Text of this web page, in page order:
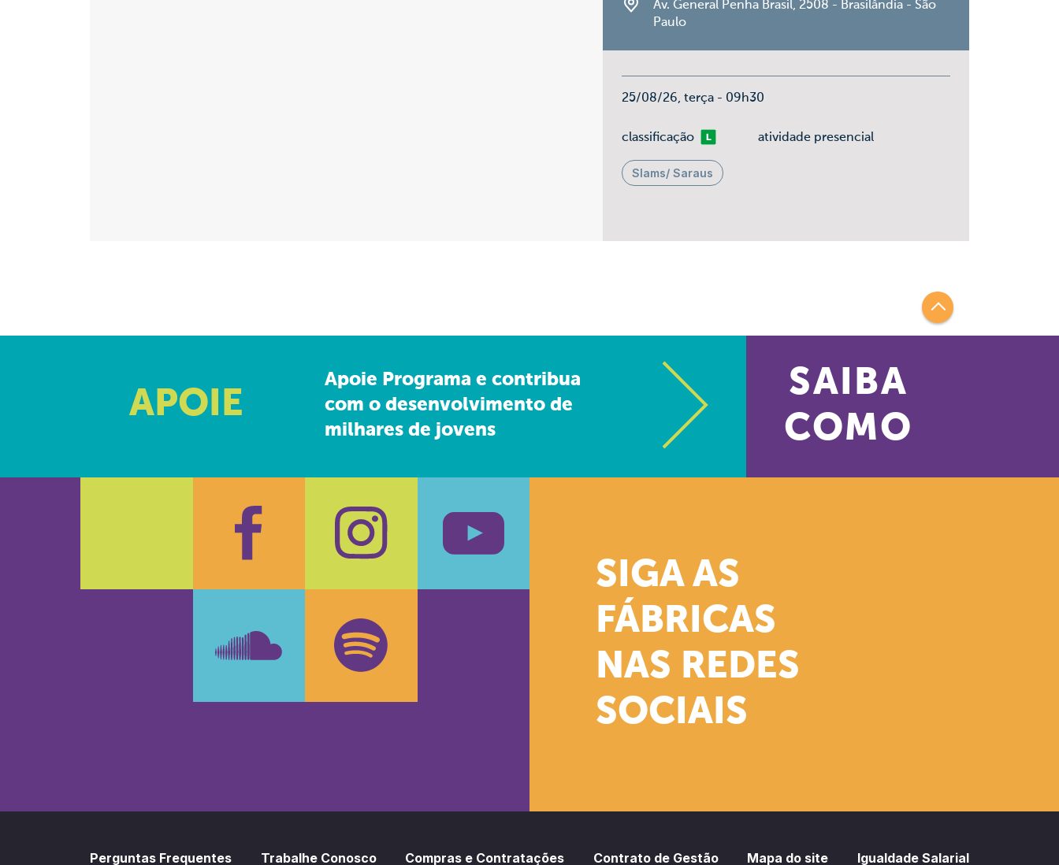
Av. General Penha Brasil, 2508 - Brasilândia - São
Paulo
25/08/26, terça - 09h30
classificaçãoLivre atividade presencial
Slams/ Saraus
APOIE
Apoie Programa e contribua
com o desenvolvimento de
milhares de jovens
SAIBA
COMO
SIGA AS
FÁBRICAS
NAS REDES
SOCIAIS
FacebookInstagram
Perguntas Frequentes Trabalhe Conosco Compras e Contratações Contrato de Gestão Mapa do site Igualdade Salarial